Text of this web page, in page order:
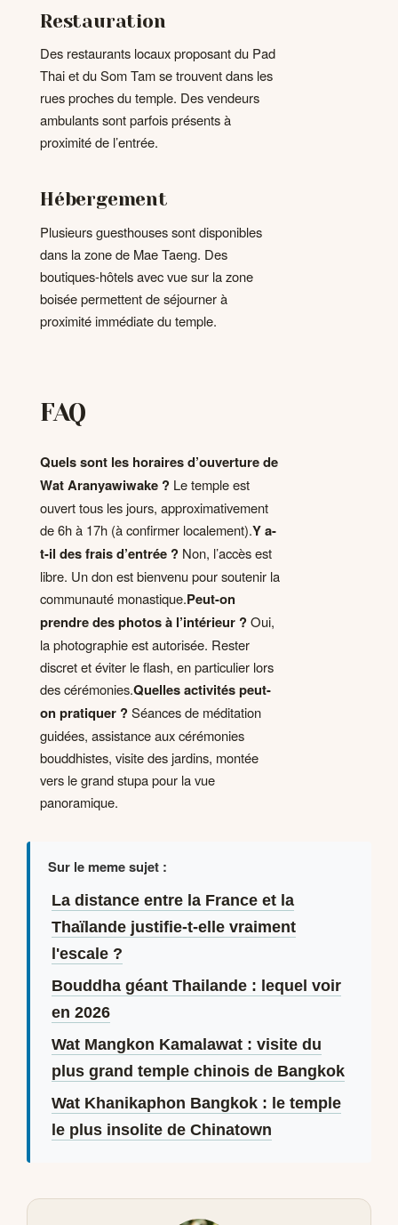
Restauration
Des restaurants locaux proposant du Pad
Thai et du Som Tam se trouvent dans les
rues proches du temple. Des vendeurs
ambulants sont parfois présents à
proximité de l’entrée.
Hébergement
Plusieurs guesthouses sont disponibles
dans la zone de Mae Taeng. Des
boutiques-hôtels avec vue sur la zone
boisée permettent de séjourner à
proximité immédiate du temple.
FAQ
Quels sont les horaires d’ouverture de
Wat Aranyawiwake ? Le temple est
ouvert tous les jours, approximativement
de 6h à 17h (à confirmer localement).Y a-
t-il des frais d’entrée ? Non, l’accès est
libre. Un don est bienvenu pour soutenir la
communauté monastique.Peut-on
prendre des photos à l’intérieur ?Oui,
la photographie est autorisée. Rester
discret et éviter le flash, en particulier lors
des cérémonies.Quelles activités peut-
on pratiquer ?Séances de méditation
guidées, assistance aux cérémonies
bouddhistes, visite des jardins, montée
vers le grand stupa pour la vue
panoramique.
Sur le meme sujet :
La distance entre la France et la
Thaïlande justifie-t-elle vraiment
l'escale ?
Bouddha géant Thailande : lequel voir
en 2026
Wat Mangkon Kamalawat : visite du
plus grand temple chinois de Bangkok
Wat Khanikaphon Bangkok : le temple
le plus insolite de Chinatown